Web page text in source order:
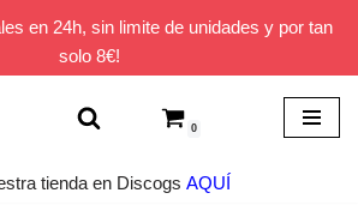
en 24h, sin limite de unidades y por tan
solo 8€!
0
tienda en Discogs AQUÍ